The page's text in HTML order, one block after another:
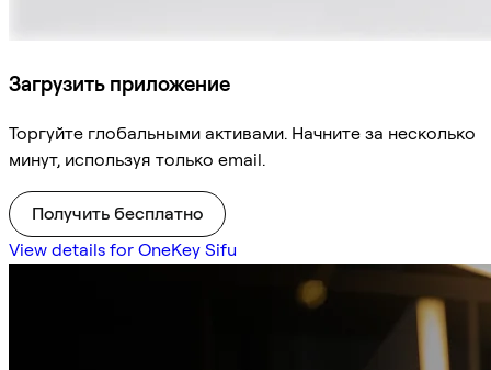
Загрузить приложение
Торгуйте глобальными активами. Начните за несколько
минут, используя только email.
Получить бесплатно
View details for OneKey Sifu